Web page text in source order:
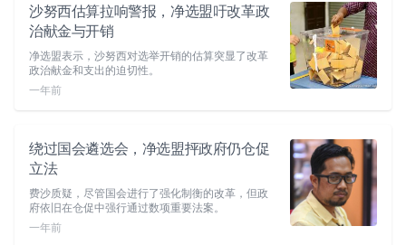
沙努西估算拉响警报，净选盟吁改革政
治献金与开销
净选盟表示，沙努西对选举开销的估算突显了改革
政治献金和支出的迫切性。
一年前
绕过国会遴选会，净选盟抨政府仍仓促
立法
费沙质疑，尽管国会进行了强化制衡的改革，但政
府依旧在仓促中强行通过数项重要法案。
一年前